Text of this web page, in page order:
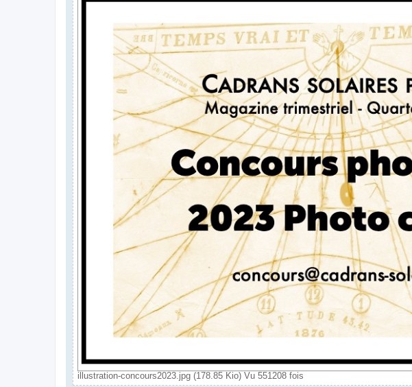
illustration-concours2023.jpg (178.85 Kio) Vu 551208 fois